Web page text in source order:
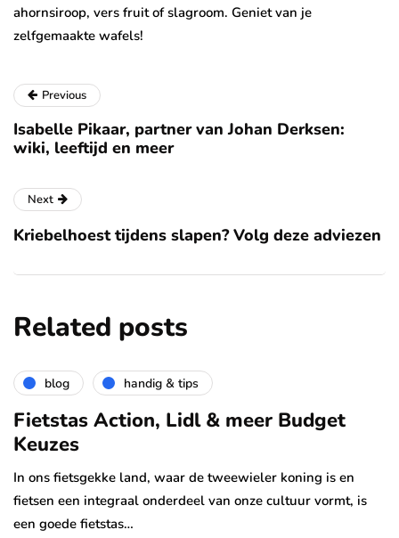
ahornsiroop, vers fruit of slagroom. Geniet van je
zelfgemaakte wafels!
Previous
Isabelle Pikaar, partner van Johan Derksen:
wiki, leeftijd en meer
Next
Kriebelhoest tijdens slapen? Volg deze adviezen
Related posts
blog handig & tips
Fietstas Action, Lidl & meer Budget
Keuzes
In ons fietsgekke land, waar de tweewieler koning is en
fietsen een integraal onderdeel van onze cultuur vormt, is
een goede fietstas…